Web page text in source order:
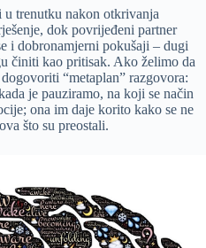
trenutku nakon otkrivanja
dok povrijeđeni partner
i dobronamjerni pokušaji – dugi
činiti kao pritisak. Ako želimo da
“metaplan” razgovora:
je pauziramo, na koji se način
ona im daje korito kako se ne
što su preostali.